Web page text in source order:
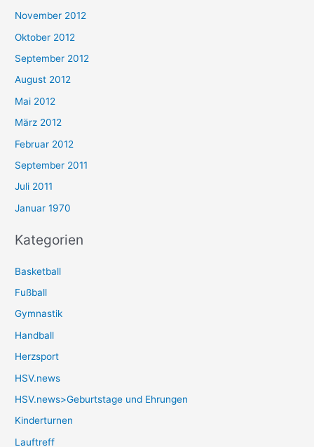
November 2012
Oktober 2012
September 2012
August 2012
Mai 2012
März 2012
Februar 2012
September 2011
Juli 2011
Januar 1970
Kategorien
Basketball
Fußball
Gymnastik
Handball
Herzsport
HSV.news
HSV.news>Geburtstage und Ehrungen
Kinderturnen
Lauftreff